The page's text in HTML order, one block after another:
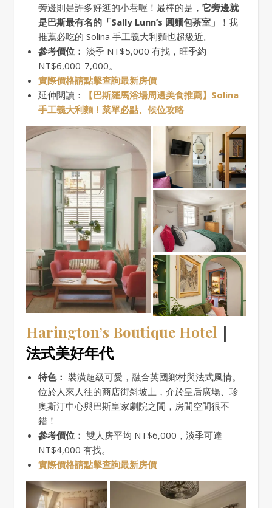
旁邊則是許多好逛的小巷喔！最棒的是， 它旁邊就
是巴斯最有名的「Sally Lunn’s 圓麵包茶室」
！我
推薦必吃的 Solina 手工義大利麵也超級近。
參考價位： 淡季 NT$5,000 有找，旺季約
NT$6,000-7,000。
實際價格請點擊查詢最新房價
延伸閱讀：
【巴斯羅馬浴場周邊美食推薦】Solina
手工義大利麵！菜單必點、候位攻略
Harington’s Boutique Hotel ｜
法式美好年代
特色： 裝潢超級可愛，融合英國鄉村與法式風情。
位於人來人往的商店街斜坡上，介於皇后廣場、珍
奧斯汀中心與巴斯皇家劇院之間，房間空間很不
錯！
參考價位： 雙人房平均 NT$6,000，淡季可達
NT$4,000 有找。
實際價格請點擊查詢最新房價